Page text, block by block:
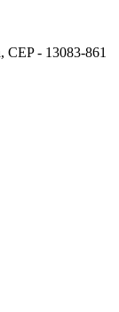
CEP - 13083-861